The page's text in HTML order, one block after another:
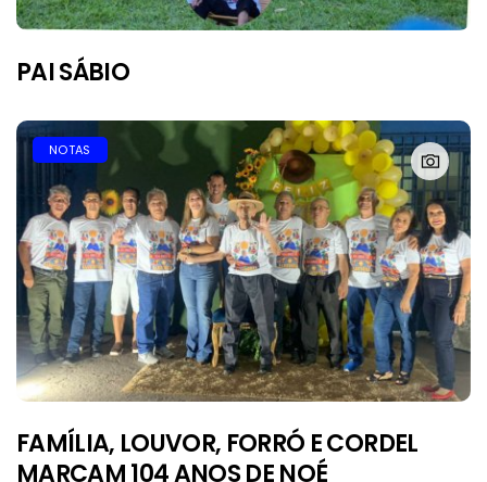
PAI SÁBIO
NOTAS
FAMÍLIA, LOUVOR, FORRÓ E CORDEL
MARCAM 104 ANOS DE NOÉ